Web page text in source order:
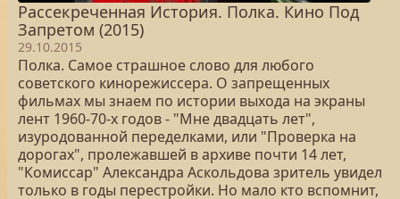
Рассекреченная История. Полка. Кино Под
Запретом (2015)
29.10.2015
Полка. Самое страшное слово для любого
советского кинорежиссера. О запрещенных
фильмах мы знаем по истории выхода на экраны
лент 1960-70-х годов - "Мне двадцать лет",
изуродованной переделками, или "Проверка на
дорогах", пролежавшей в архиве почти 14 лет,
"Комиссар" Александра Аскольдова зритель увидел
только в годы перестройки. Но мало кто вспомнит,